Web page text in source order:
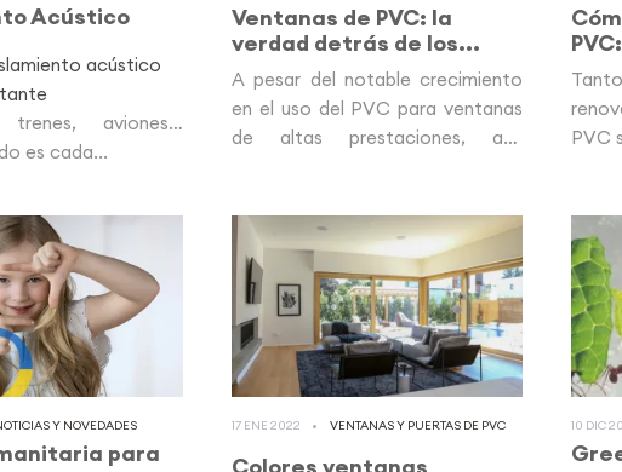
Acústico
acústico
trenes, aviones…
es cada...
Ventanas de PVC: la
verdad detrás de los...
A pesar del notable crecimiento
en el uso del PVC para ventanas
de altas prestaciones, aún
PVC
Y NOVEDADES
para
17 ENE 2022 VENTANAS Y PUERTAS DE PVC
Colores ventanas
10 DIC